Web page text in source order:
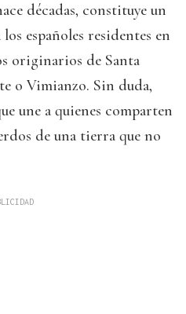
décadas, constituye un
españoles residentes en
originarios de Santa
o Vimianzo. Sin duda,
une a quienes comparten
de una tierra que no